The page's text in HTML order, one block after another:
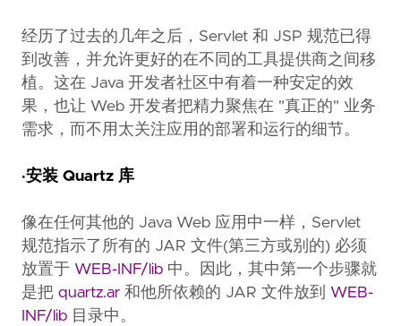
经历了过去的几年之后，Servlet 和 JSP 规范已得
到改善，并允许更好的在不同的工具提供商之间移
植。这在 Java 开发者社区中有着一种安定的效
果，也让 Web 开发者把精力聚焦在 "真正的" 业务
需求，而不用太关注应用的部署和运行的细节。
·安装 Quartz 库
像在任何其他的 Java Web 应用中一样，Servlet
规范指示了所有的 JAR 文件(第三方或别的) 必须
放置于 WEB-INF/lib 中。因此，其中第一个步骤就
是把 quartz.ar 和他所依赖的 JAR 文件放到 WEB-
INF/lib 目录中。